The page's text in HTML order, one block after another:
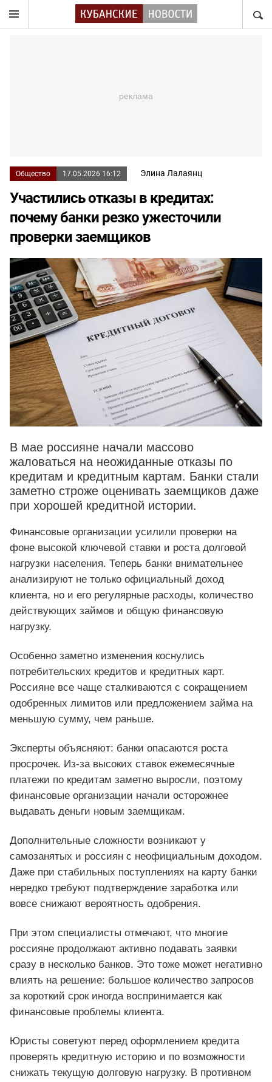
Общество 17.05.2026 16:12 Элина Лалаянц
Участились отказы в кредитах:
почему банки резко ужесточили
проверки заемщиков
В мае россияне начали массово
жаловаться на неожиданные отказы по
кредитам и кредитным картам. Банки стали
заметно строже оценивать заемщиков даже
при хорошей кредитной истории.
Финансовые организации усилили проверки на
фоне высокой ключевой ставки и роста долговой
нагрузки населения. Теперь банки внимательнее
анализируют не только официальный доход
клиента, но и его регулярные расходы, количество
действующих займов и общую финансовую
нагрузку.
Особенно заметно изменения коснулись
потребительских кредитов и кредитных карт.
Россияне все чаще сталкиваются с сокращением
одобренных лимитов или предложением займа на
меньшую сумму, чем раньше.
Эксперты объясняют: банки опасаются роста
просрочек. Из-за высоких ставок ежемесячные
платежи по кредитам заметно выросли, поэтому
финансовые организации начали осторожнее
выдавать деньги новым заемщикам.
Дополнительные сложности возникают у
самозанятых и россиян с неофициальным доходом.
Даже при стабильных поступлениях на карту банки
нередко требуют подтверждение заработка или
вовсе снижают вероятность одобрения.
При этом специалисты отмечают, что многие
россияне продолжают активно подавать заявки
сразу в несколько банков. Это тоже может негативно
влиять на решение: большое количество запросов
за короткий срок иногда воспринимается как
финансовые проблемы клиента.
Юристы советуют перед оформлением кредита
проверять кредитную историю и по возможности
снижать текущую долговую нагрузку. В противном